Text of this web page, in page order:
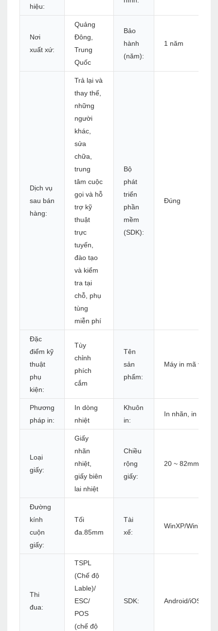
hiệu:
Nơi
xuất xứ:
Quảng
Đông,
Trung
Quốc
Bảo
hành
(năm):
1 năm
Dịch vụ
sau bán
hàng:
Trả lại và
thay thế,
những
người
khác,
sửa
chữa,
trung
tâm cuộc
gọi và hỗ
trợ kỹ
thuật
trực
tuyến,
đào tạo
và kiểm
tra tại
chỗ, phụ
tùng
miễn phí
Bộ
phát
triển
phần
mềm
(SDK):
Đúng
Đặc
điểm kỹ
thuật
phụ
kiện:
Tùy
chỉnh
phích
cắm
Tên
sản
phẩm:
Máy in mã vạch
Phương
pháp in:
In dòng
nhiệt
Khuôn
in:
In nhãn, in biên
Loại
giấy:
Giấy
nhãn
nhiệt,
giấy biên
lai nhiệt
Chiều
rộng
giấy:
20 ~ 82mm
Đường
kính
cuộn
giấy:
Tối
đa.85mm
Tài
xế:
WinXP/Win7/
Thi
đua:
TSPL
(Chế độ
Lable)/
ESC/
POS
(chế độ
SDK: Android/iOS